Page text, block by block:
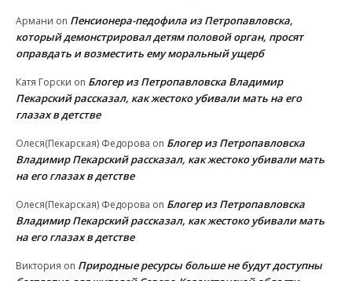
Армани on Пенсионера-педофила из Петропавловска,
который демонстрировал детям половой орган, просят
оправдать и возместить ему моральный ущерб
Катя Горски on Блогер из Петропавловска Владимир
Пекарский рассказал, как жестоко убивали мать на его
глазах в детстве
Олеся(Пекарская) Федорова on Блогер из Петропавловска
Владимир Пекарский рассказал, как жестоко убивали мать
на его глазах в детстве
Олеся(Пекарская) Федорова on Блогер из Петропавловска
Владимир Пекарский рассказал, как жестоко убивали мать
на его глазах в детстве
Виктория on Природные ресурсы больше не будут доступны